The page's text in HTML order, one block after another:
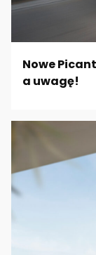
Nowe
a uwagę!